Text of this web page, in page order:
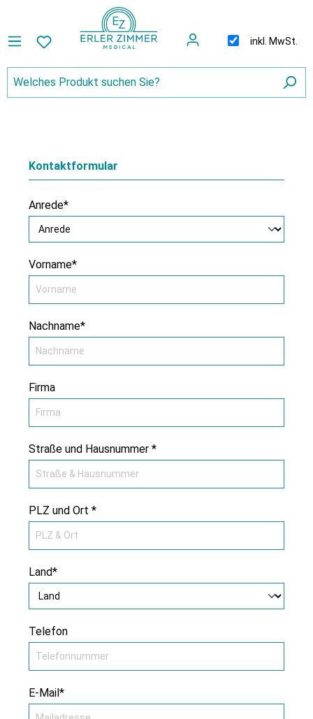
inkl. MwSt.
Kontaktformular
Anrede*
Vorname*
Nachname*
Firma
Straße und Hausnummer *
PLZ und Ort *
Land*
Telefon
E-Mail*